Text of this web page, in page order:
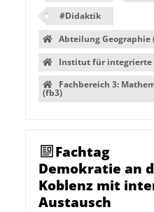
#Didaktik
Abteilung Geographie
Institut für integrierte
Fachbereich 3:
(fb3)
Fachtag
Demokratie an
Koblenz mit
Austausch